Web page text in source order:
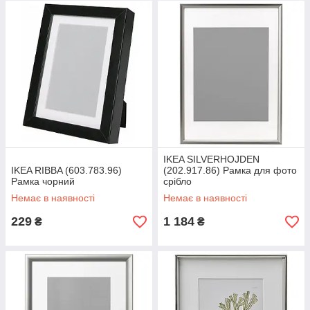
IKEA RIBBA (603.783.96)
Рамка чорний
Немає в наявності
229 ₴
IKEA SILVERHOJDEN
(202.917.86) Рамка для фото
срібло
Немає в наявності
1 184 ₴